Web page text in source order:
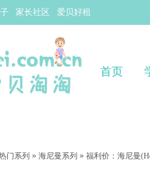
家长社区 爱贝好租
首页
门系列 » 海尼曼系列 » 福利价：海尼曼